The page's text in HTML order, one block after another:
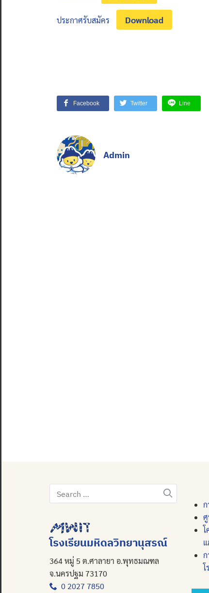
ประกาศรับสมัคร Download
Facebook Twitter Line
Admin
Search
for:
โรงเรียนมหิดลวิทยานุสรณ์
364 หมู่ 5 ต.ศาลายา อ.พุทธมณฑล
จ.นครปฐม 73170
0 2027 7850
โ